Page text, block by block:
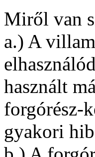
Miről van
a.) A
használt
forgórész-
gyakori